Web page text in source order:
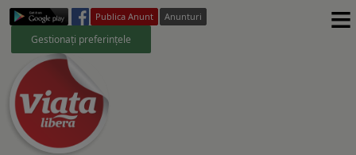
Publica Anunt Anunturi
Gestionați preferințele ≡